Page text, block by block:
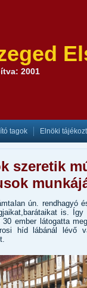
2001
tagok Elnöki
szeretik
ún. rendhagyó
is.
ember látogatta
híd lábánál lévő